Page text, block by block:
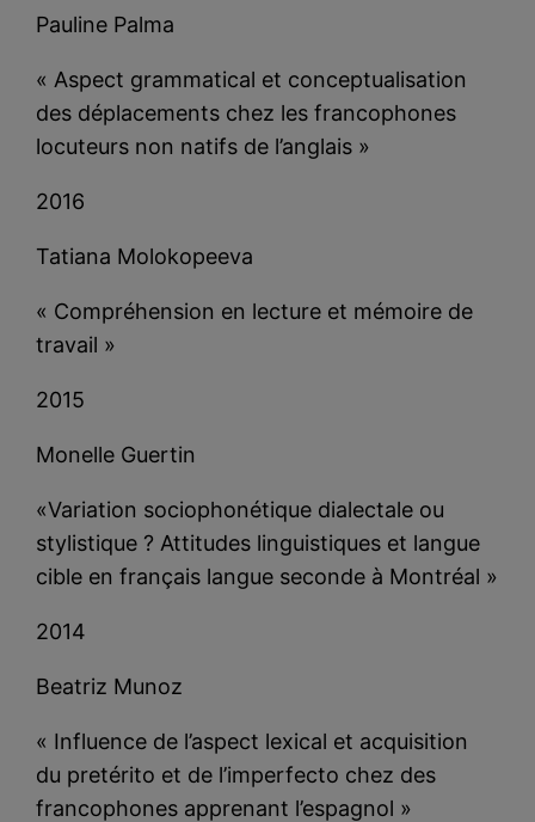
Pauline Palma
« Aspect grammatical et conceptualisation
des déplacements chez les francophones
locuteurs non natifs de l’anglais »
2016
Tatiana Molokopeeva
« Compréhension en lecture et mémoire de
travail »
2015
Monelle Guertin
«Variation sociophonétique dialectale ou
stylistique ? Attitudes linguistiques et langue
cible en français langue seconde à Montréal »
2014
Beatriz Munoz
« Influence de l’aspect lexical et acquisition
du pretérito et de l’imperfecto chez des
francophones apprenant l’espagnol »